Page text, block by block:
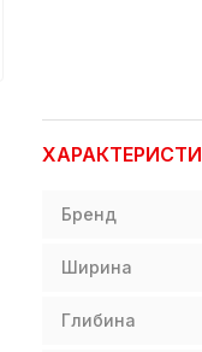
Бренд
Ширина
Глибина